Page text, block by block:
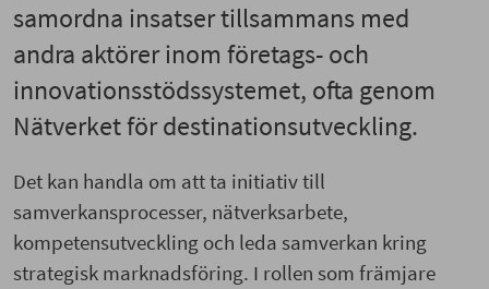
samordna insatser tillsammans med
andra aktörer inom företags- och
innovationsstödssystemet, ofta genom
Nätverket för destinationsutveckling.
Det kan handla om att ta initiativ till
samverkansprocesser, nätverksarbete,
kompetensutveckling och leda samverkan kring
strategisk marknadsföring. I rollen som främjare